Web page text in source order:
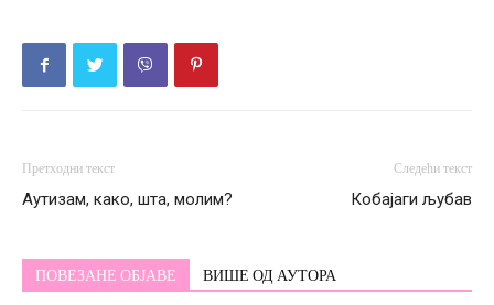
Претходни текст
Аутизам, како, шта, молим?
Следећи текст
Кобајаги љубав
ПОВЕЗАНЕ ОБЈАВЕ ВИШЕ ОД АУТОРА